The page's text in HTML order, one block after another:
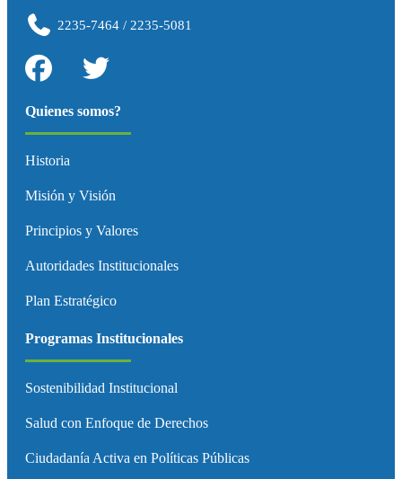
2235-7464 / 2235-5081
Quienes somos?
Historia
Misión y Visión
Principios y Valores
Autoridades Institucionales
Plan Estratégico
Programas Institucionales
Sostenibilidad Institucional
Salud con Enfoque de Derechos
Ciudadanía Activa en Políticas Públicas